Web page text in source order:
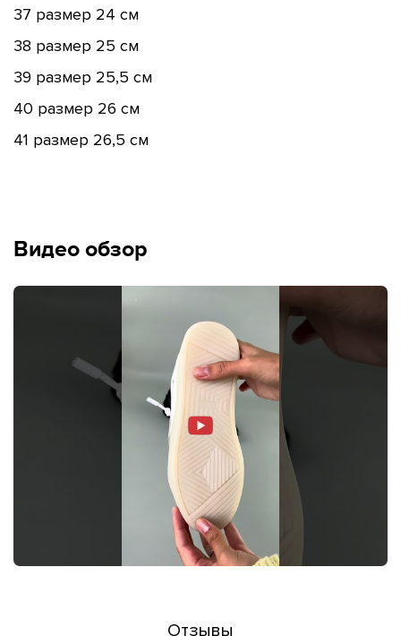
37 размер 24 см
38 размер 25 см
39 размер 25,5 см
40 размер 26 см
41 размер 26,5 см
Видео обзор
Отзывы